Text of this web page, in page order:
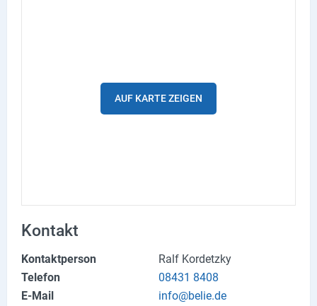
AUF KARTE ZEIGEN
Kontakt
Kontaktperson
Ralf Kordetzky
Telefon
08431 8408
E-Mail
info@belie.de
Datenschutz